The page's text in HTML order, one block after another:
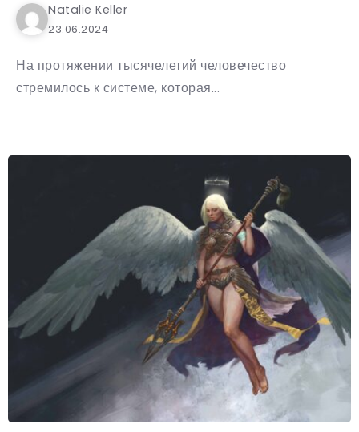
Natalie Keller
23.06.2024
На протяжении тысячелетий человечество
стремилось к системе, которая...